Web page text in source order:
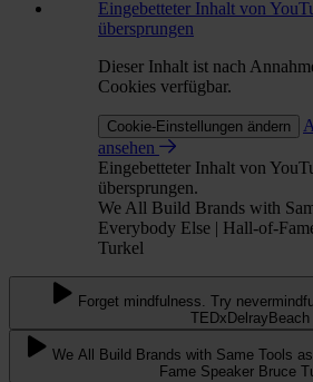
Eingebetteter Inhalt von
übersprungen
Dieser Inhalt ist nach
Cookies verfügbar.
Cookie-Einstellungen ändern
ansehen
Eingebetteter Inhalt von
übersprungen.
We All Build Brands with
Everybody Else | Hall-of-
Turkel
Forget mindfulness. Try
TEDxDelrayBeach
We All Build Brands with Same Tools as
Fame Speaker Bruce